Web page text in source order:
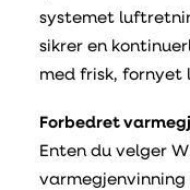
systemet
sikrer en
med frisk, fornyet
Forbedret
Enten du velger
varmegjenvinning